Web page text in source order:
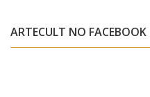
ARTECULT NO